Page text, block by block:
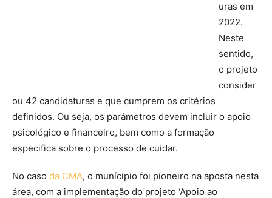
uras em
2022.
Neste
sentido,
o projeto
consider
ou 42 candidaturas e que cumprem os critérios
definidos. Ou seja, os parâmetros devem incluir o apoio
psicológico e financeiro, bem como a formação
especifica sobre o processo de cuidar.
No caso da CMA, o munícipio foi pioneiro na aposta nesta
área, com a implementação do projeto ‘Apoio ao